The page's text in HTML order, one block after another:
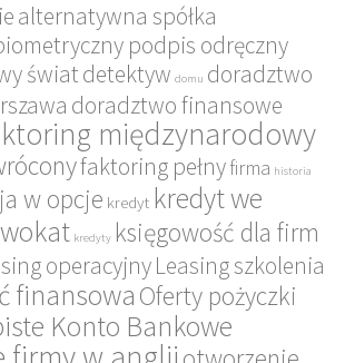
alternatywna spółka
podpis odręczny
światdetektyw domu doradztwo
doradztwo finansowe
międzynarodowy
faktoring pełnyfirma historia
w opcje kredyt kredyt we
kredyty księgowość dla firm
operacyjnyLeasing szkolenia
finansowa Oferty pożyczki
Konto Bankowe